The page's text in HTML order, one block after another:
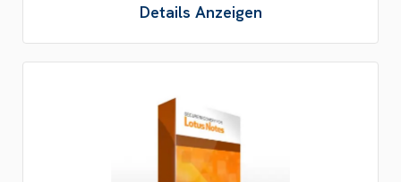
Details Anzeigen